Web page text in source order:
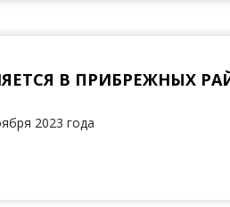
В ПРИБРЕЖНЫХ
2023 года